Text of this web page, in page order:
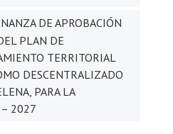
DE APROBACIÓN
PLAN DE
TERRITORIAL
DESCENTRALIZADO
PARA LA
2027